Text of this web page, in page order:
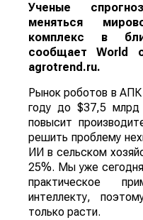
Ученые
меняться
комплекс в
сообщаетWorld
agrotrend.ru.
Рынок роботов в
году до $37,5 млрд
повысит
решить проблему
ИИ в сельском
25%. Мы уже
практическое
интеллекту,
только расти.